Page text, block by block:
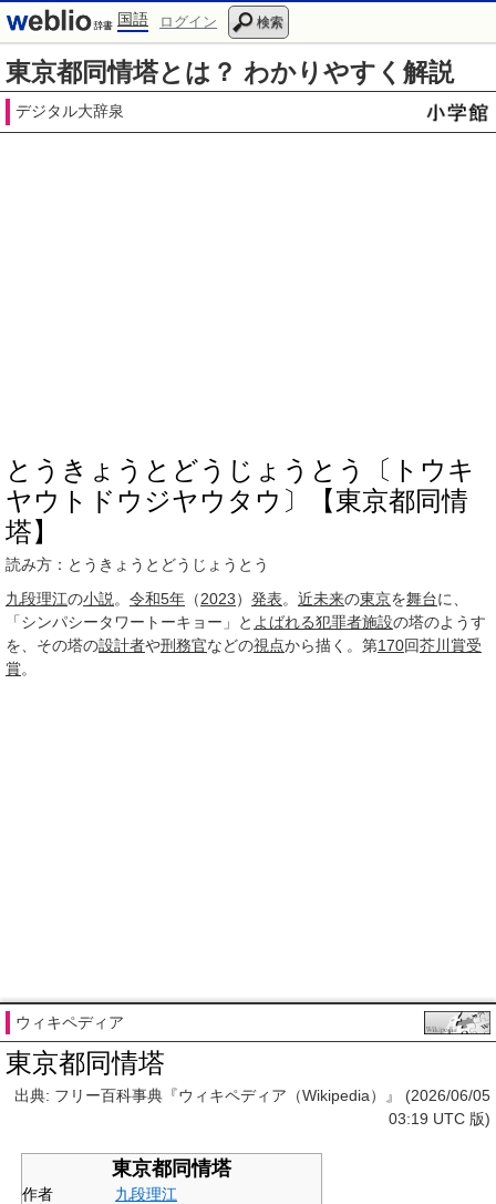
国語 ログイン 検索
東京都同情塔とは？ わかりやすく解説
デジタル大辞泉
とうきょうとどうじょうとう〔トウキ
ヤウトドウジヤウタウ〕【東京都同情
塔】
読み方：とうきょうとどうじょうとう
九段理江の小説 。 令和5年 （2023） 発表。 近未来の東京を舞台に、
「シンパシータワートーキョー」と よばれる犯罪者施設の塔のようす
を、その塔の設計者や刑務官などの視点から描く。第170回芥川賞受
賞。
ウィキペディア
東京都同情塔
出典: フリー百科事典『ウィキペディア（Wikipedia）』 (2026/06/05
03:19 UTC 版)
東京都同情塔
作者
九段理江